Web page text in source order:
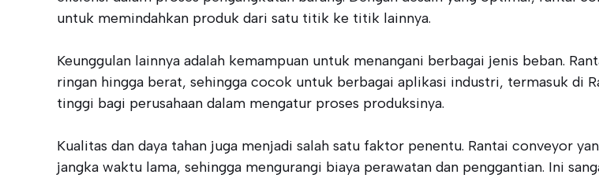
untuk memindahkan produk dari satu titik ke titik lainnya.
Keunggulan lainnya adalah kemampuan untuk menangani berbagai jenis beban.
ringan hingga berat, sehingga cocok untuk berbagai aplikasi industri, termasuk di
tinggi bagi perusahaan dalam mengatur proses produksinya.
Kualitas dan daya tahan juga menjadi salah satu faktor penentu. Rantai conveyor
jangka waktu lama, sehingga mengurangi biaya perawatan dan penggantian. Ini